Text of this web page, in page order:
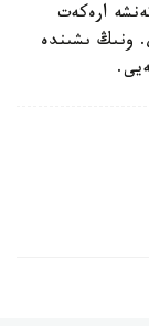
ارەكەت
ونىڭ ىشىندە